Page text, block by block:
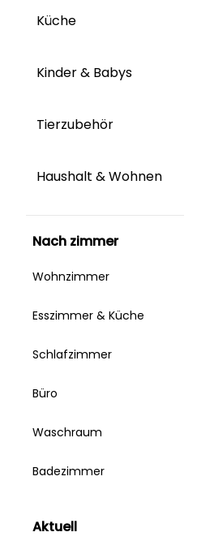
Küche
Kinder & Babys
Tierzubehör
Haushalt & Wohnen
nach zimmer
Wohnzimmer
Esszimmer & Küche
Schlafzimmer
Büro
Waschraum
Badezimmer
aktuell